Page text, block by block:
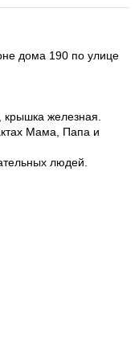
дома 190 по улице
крышка железная.
Мама, Папа и
людей.